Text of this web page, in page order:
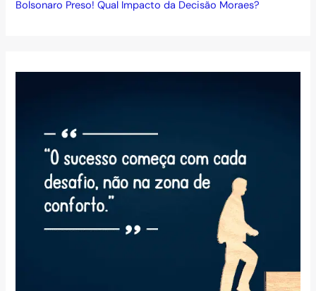
Bolsonaro Preso! Qual Impacto da Decisão Moraes?